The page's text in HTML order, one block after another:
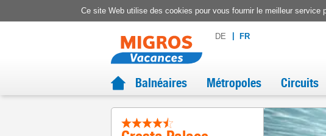
Ce site Web utilise des cookies pour vous fournir le meilleur
DE FR
Balnéaires Métropoles Circuits